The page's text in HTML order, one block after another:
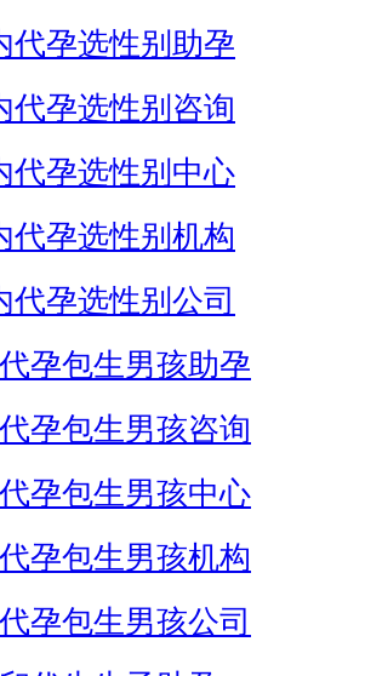
代孕选性别助孕
代孕选性别咨询
代孕选性别中心
代孕选性别机构
代孕选性别公司
孕包生男孩助孕
孕包生男孩咨询
孕包生男孩中心
孕包生男孩机构
孕包生男孩公司